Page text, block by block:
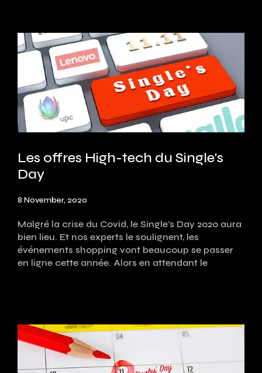
Les offres High-tech du Single's
Day
8 November, 2020
Malgré la crise du Covid, le Single's Day 2020 aura
bien lieu. Et nos experts le soulignent, les
événements shopping vont beaucoup se passer
en ligne cette année. Alors en attendant le